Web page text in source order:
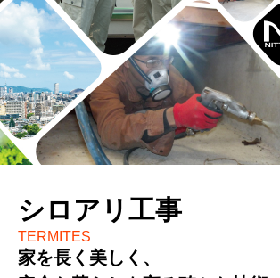
シロアリ工事
TERMITES
家を長く美しく、